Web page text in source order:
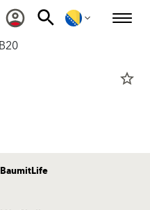
star_border
BaumitLife